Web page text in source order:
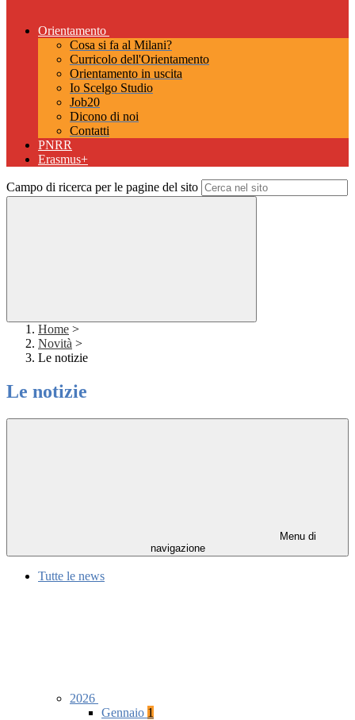
Orientamento
Cosa si fa al Milani?
Curricolo dell'Orientamento
Orientamento in uscita
Io Scelgo Studio
Job20
Dicono di noi
Contatti
PNRR
Erasmus+
Campo di ricerca per le pagine del sito
Home >
Novità >
Le notizie
Le notizie
Menu di
navigazione
Tutte le news
2026
Gennaio 1